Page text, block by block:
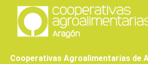
Cooperativas Agroalimentarias de